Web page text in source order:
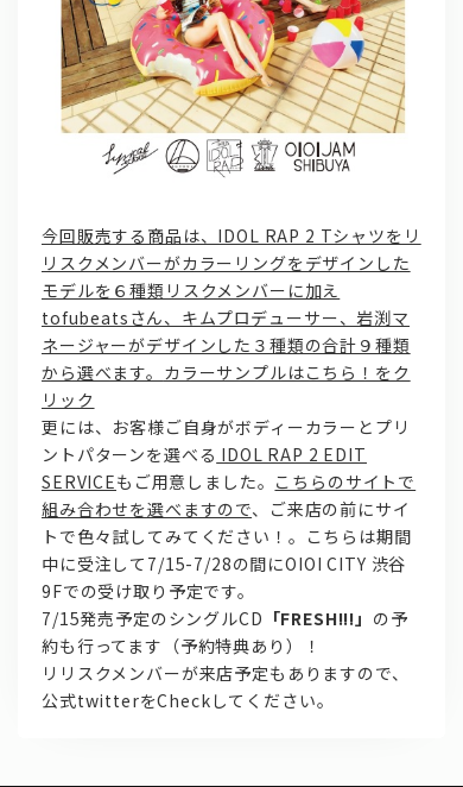
今回販売する商品は、IDOL RAP 2 Tシャツをリ
リスクメンバーがカラーリングをデザインした
モデルを６種類リスクメンバーに加え
tofubeatsさん、キムプロデューサー、岩渕マ
ネージャーがデザインした３種類の合計９種類
から選べます。 カラーサンプルはこちら！ をク
リック
更には、お客様ご自身がボディーカラーとプリ
ントパターンを選べる IDOL RAP 2 EDIT
SERVICEもご用意しました。 こちらのサイトで
組み合わせを選べますので、ご来店の前にサイ
トで色々試してみてください！。こちらは期間
中に受注して7/15-7/28の間にOIOI CITY 渋谷
9Fでの受け取り予定です。
7/15発売予定のシングルCD 「FRESH!!!」 の予
約も行ってます（予約特典あり）！
リリスクメンバーが来店予定もありますので、
公式twitterをCheckしてください。
lyrical school official web shop